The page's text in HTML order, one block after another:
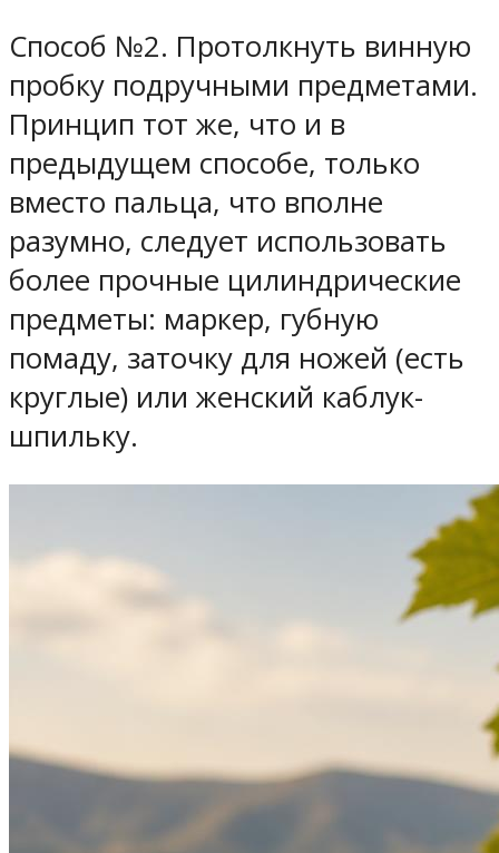
Способ №2. Протолкнуть винную
пробку подручными предметами.
Принцип тот же, что и в
предыдущем способе, только
вместо пальца, что вполне
разумно, следует использовать
более прочные цилиндрические
предметы: маркер, губную
помаду, заточку для ножей (есть
круглые) или женский каблук-
шпильку.